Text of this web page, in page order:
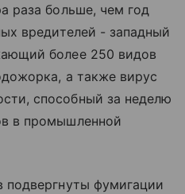
раза больше, чем год
вредителей - западный
более 250 видов
а также вирус
способный за неделю
в промышленной
подвергнуты фумигации